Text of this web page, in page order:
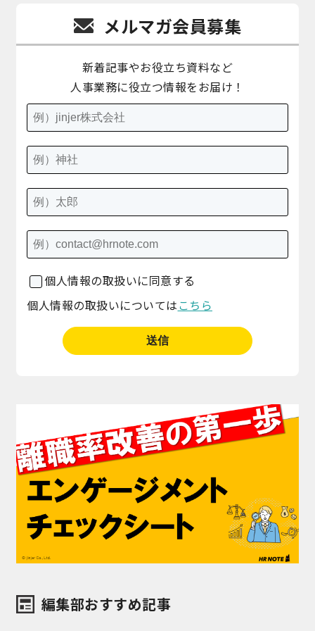
メルマガ会員募集
新着記事やお役立ち資料など
人事業務に役立つ情報をお届け！
個人情報の取扱いに同意する
個人情報の取扱いについては こちら
編集部おすすめ記事